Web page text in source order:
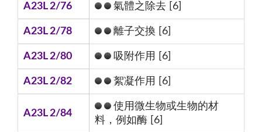
A23L 2/76 氣體之除去 [6]
A23L 2/78 離子交換 [6]
A23L 2/80 吸附作用 [6]
A23L 2/82 絮凝作用 [6]
A23L 2/84
使用微生物或生物的材
料，例如酶 [6]